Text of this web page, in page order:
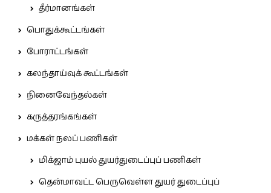
தீர்மானங்கள்
பொதுக்கூட்டங்கள்
போராட்டங்கள்
கலந்தாய்வுக் கூட்டங்கள்
நினைவேந்தல்கள்
கருத்தரங்கங்கள்
மக்கள் நலப் பணிகள்
மிக்ஜாம் புயல் துயர்துடைப்புப் பணிகள்
தென்மாவட்ட பெருவெள்ள துயர் துடைப்புப்